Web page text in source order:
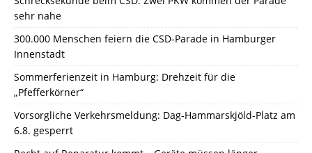
sehr nahe
300.000 Menschen feiern die CSD-Parade in Hamburger
Innenstadt
Sommerferienzeit in Hamburg: Drehzeit für die
„Pfefferkörner“
Vorsorgliche Verkehrsmeldung: Dag-Hammarskjöld-Platz am
6.8. gesperrt